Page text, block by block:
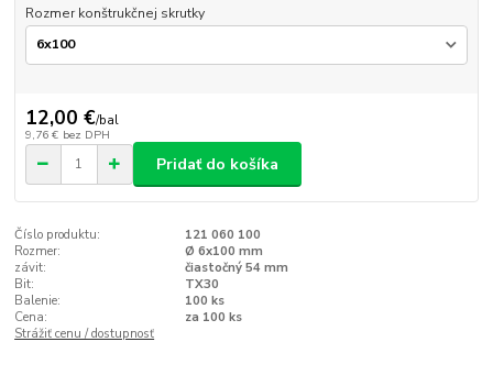
Rozmer konštrukčnej skrutky
12,00 €/bal
9,76 € bez DPH
Pridať do košíka
Číslo produktu:
121 060 100
Rozmer:
Ø 6x100 mm
závit:
čiastočný 54 mm
Bit:
TX30
Balenie:
100 ks
Cena:
za 100 ks
Strážiť cenu / dostupnosť